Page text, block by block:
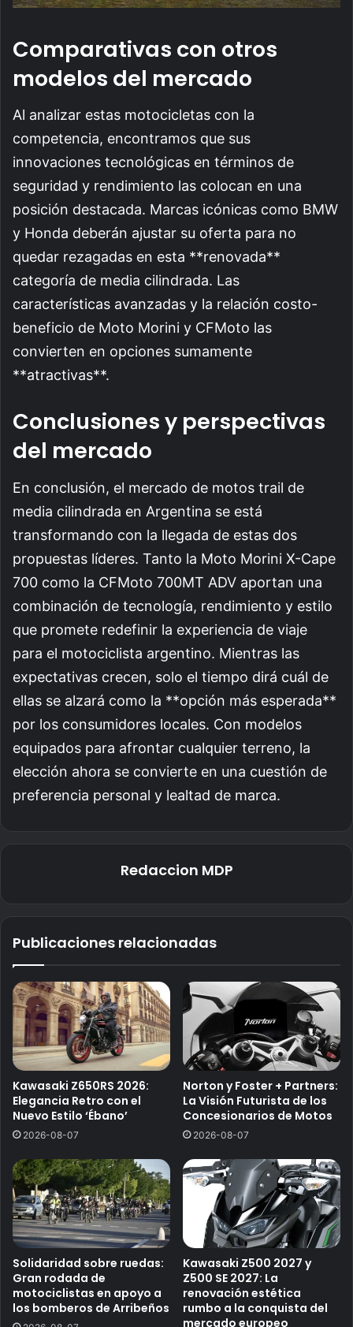
Comparativas con otros
modelos del mercado
Al analizar estas motocicletas con la
competencia, encontramos que sus
innovaciones tecnológicas en términos de
seguridad y rendimiento las colocan en una
posición destacada. Marcas icónicas como BMW
y Honda deberán ajustar su oferta para no
quedar rezagadas en esta **renovada**
categoría de media cilindrada. Las
características avanzadas y la relación costo-
beneficio de Moto Morini y CFMoto las
convierten en opciones sumamente
**atractivas**.
Conclusiones y perspectivas
del mercado
En conclusión, el mercado de motos trail de
media cilindrada en Argentina se está
transformando con la llegada de estas dos
propuestas líderes. Tanto la Moto Morini X-Cape
700 como la CFMoto 700MT ADV aportan una
combinación de tecnología, rendimiento y estilo
que promete redefinir la experiencia de viaje
para el motociclista argentino. Mientras las
expectativas crecen, solo el tiempo dirá cuál de
ellas se alzará como la **opción más esperada**
por los consumidores locales. Con modelos
equipados para afrontar cualquier terreno, la
elección ahora se convierte en una cuestión de
preferencia personal y lealtad de marca.
Redaccion MDP
Publicaciones relacionadas
Kawasaki Z650RS 2026:
Elegancia Retro con el
Nuevo Estilo ‘Ébano’
2026-08-07
Norton y Foster + Partners:
La Visión Futurista de los
Concesionarios de Motos
2026-08-07
Solidaridad sobre ruedas:
Gran rodada de
motociclistas en apoyo a
los bomberos de Arribeños
Kawasaki Z500 2027 y
Z500 SE 2027: La
renovación estética
rumbo a la conquista del
mercado europeo